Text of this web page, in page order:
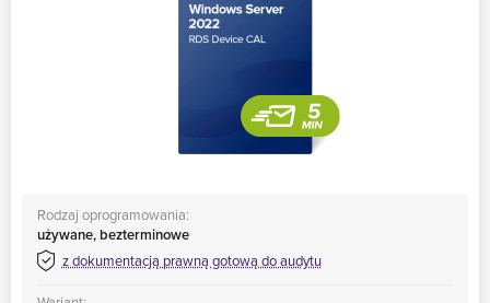
Rodzaj oprogramowania:
używane, bezterminowe
z dokumentacją prawną gotową do audytu